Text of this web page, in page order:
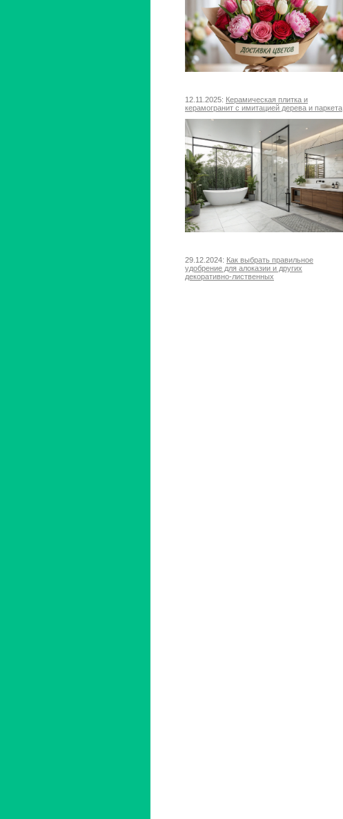
12.11.2025: Керамическая плитка и
керамогранит с имитацией дерева и паркета
29.12.2024: Как выбрать правильное
удобрение для алоказии и других
декоративно-лиственных